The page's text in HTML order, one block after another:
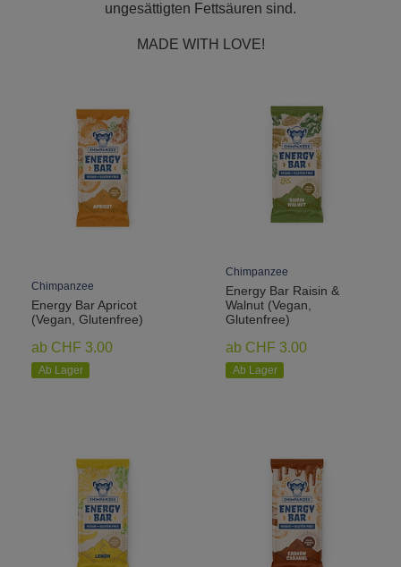
ungesättigten Fettsäuren sind.
MADE WITH LOVE!
Chimpanzee
Energy Bar Apricot
(Vegan, Glutenfree)
ab CHF 3.00
Ab Lager
Chimpanzee
Energy Bar Raisin &
Walnut (Vegan,
Glutenfree)
ab CHF 3.00
Ab Lager